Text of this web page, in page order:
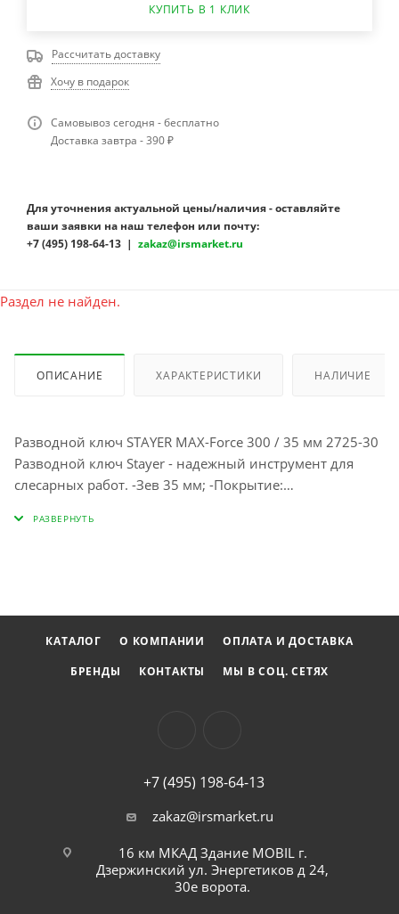
КУПИТЬ В 1 КЛИК
Рассчитать доставку
Хочу в подарок
Самовывоз сегодня - бесплатно
Доставка завтра - 390 ₽
Для уточнения актуальной цены/наличия - оставляйте
ваши заявки на наш телефон или почту:
+7 (495) 198-64-13 | zakaz@irsmarket.ru
Раздел не найден.
ОПИСАНИЕ ХАРАКТЕРИСТИКИ НАЛИЧИЕ
Разводной ключ STAYER MAX-Force 300 / 35 мм 2725-30
Pазводной ключ Stayer - надежный инструмент для
слесарных работ. -Зев 35 мм; -Покрытие:
-Длина: 300 мм -Зев: 35 мм
КАТАЛОГ О КОМПАНИИ
ОПЛАТА И ДОСТАВКА
БРЕНДЫ
КОНТАКТЫ МЫ В СОЦ. СЕТЯХ
+7 (495) 198-64-13
zakaz@irsmarket.ru
16 км МКАД Здание MOBIL г.
Дзержинский ул. Энергетиков д 24,
30е ворота.